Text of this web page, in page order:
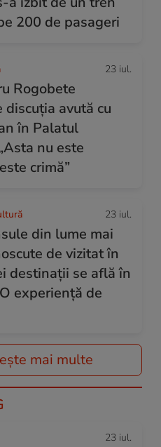
200 de pasageri
23 iul.
Rogobete
discuția avută cu
în Palatul
nu este
crimă”
23 iul.
din lume mai
de vizitat în
destinații se află în
experiență de
mai multe
23 iul.